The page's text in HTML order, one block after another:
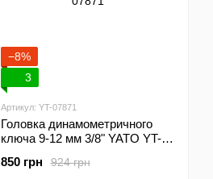
−8%
3
Артикул: YT-07871
Головка динамометричного
ключа 9-12 мм 3/8" YATO YT-
924 грн
850 грн